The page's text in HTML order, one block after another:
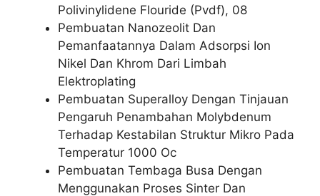
Polivinylidene Flouride (Pvdf), 08
Pembuatan Nanozeolit Dan
Pemanfaatannya Dalam Adsorpsi Ion
Nikel Dan Khrom Dari Limbah
Elektroplating
Pembuatan Superalloy Dengan Tinjauan
Pengaruh Penambahan Molybdenum
Terhadap Kestabilan Struktur Mikro Pada
Temperatur 1000 Oc
Pembuatan Tembaga Busa Dengan
Menggunakan Proses Sinter Dan